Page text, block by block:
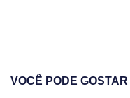
VOCÊ PODE GOSTAR